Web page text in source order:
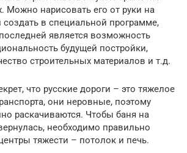
Можно нарисовать его от руки на
создать в специальной программе,
является возможность
будущей постройки,
строительных материалов и т.д.
что русские дороги – это тяжелое
они неровные, поэтому
раскачиваются. Чтобы баня на
необходимо правильно
тяжести – потолок и печь.